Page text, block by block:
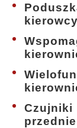
kierowcy
Czujniki
przednie